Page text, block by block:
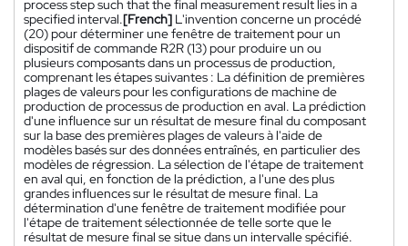
process step such that the final measurement result lies in a
specified interval.[French] L'invention concerne un procédé
(20) pour déterminer une fenêtre de traitement pour un
dispositif de commande R2R (13) pour produire un ou
plusieurs composants dans un processus de production,
comprenant les étapes suivantes : La définition de premières
plages de valeurs pour les configurations de machine de
production de processus de production en aval. La prédiction
d'une influence sur un résultat de mesure final du composant
sur la base des premières plages de valeurs à l'aide de
modèles basés sur des données entraînés, en particulier des
modèles de régression. La sélection de l'étape de traitement
en aval qui, en fonction de la prédiction, a l'une des plus
grandes influences sur le résultat de mesure final. La
détermination d'une fenêtre de traitement modifiée pour
l'étape de traitement sélectionnée de telle sorte que le
résultat de mesure final se situe dans un intervalle spécifié.